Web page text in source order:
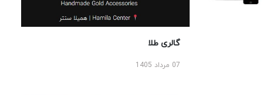
گالری طلا
07 مرداد 1405